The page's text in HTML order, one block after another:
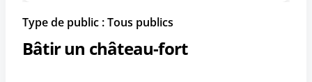
Type de public : Tous publics
Bâtir un château-fort